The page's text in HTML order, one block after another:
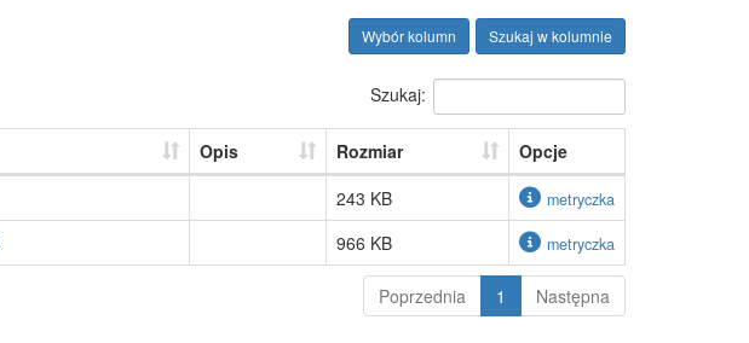
Szukaj w kolumnie
Wybór kolumn
Szukaj:
Opis Rozmiar
Opcje
243 KB metryczka
966 KB metryczka
Poprzednia 1 Następna